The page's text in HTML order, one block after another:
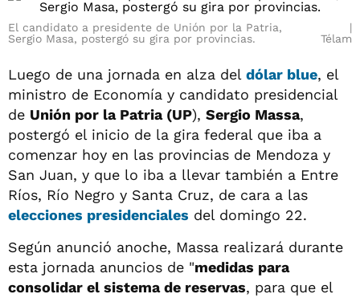
El candidato a presidente de Unión por la Patria,
Sergio Masa, postergó su gira por provincias.
Télam
Luego de una jornada en alza del dólar blue, el
ministro de Economía y candidato presidencial
de Unión por la Patria (UP), Sergio Massa,
postergó el inicio de la gira federal que iba a
comenzar hoy en las provincias de Mendoza y
San Juan, y que lo iba a llevar también a Entre
Ríos, Río Negro y Santa Cruz, de cara a las
elecciones presidenciales del domingo 22.
Según anunció anoche, Massa realizará durante
esta jornada anuncios de "medidas para
consolidar el sistema de reservas, para que el